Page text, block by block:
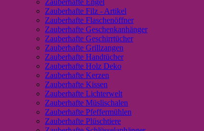
Zauberhafte Filz - Artikel
Zauberhafte Flaschenöffner
Zauberhafte Geschenkanhänger
Zauberhafte Geschirrtücher
Zauberhafte Grillzangen
Zauberhafte Handtücher
Zauberhafte Holz Deko
Zauberhafte Kerzen
Zauberhafte Kissen
Zauberhafte Lichterwelt
Zauberhafte Müslischalen
Zauberhafte Pfeffermühlen
Zauberhafte Plüschtiere